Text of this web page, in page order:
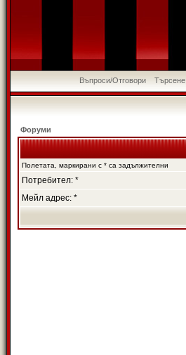
Въпроси/Отговори Търсене
Форуми
Полетата, маркирани с * са задължителни
Потребител: *
Мейл адрес: *